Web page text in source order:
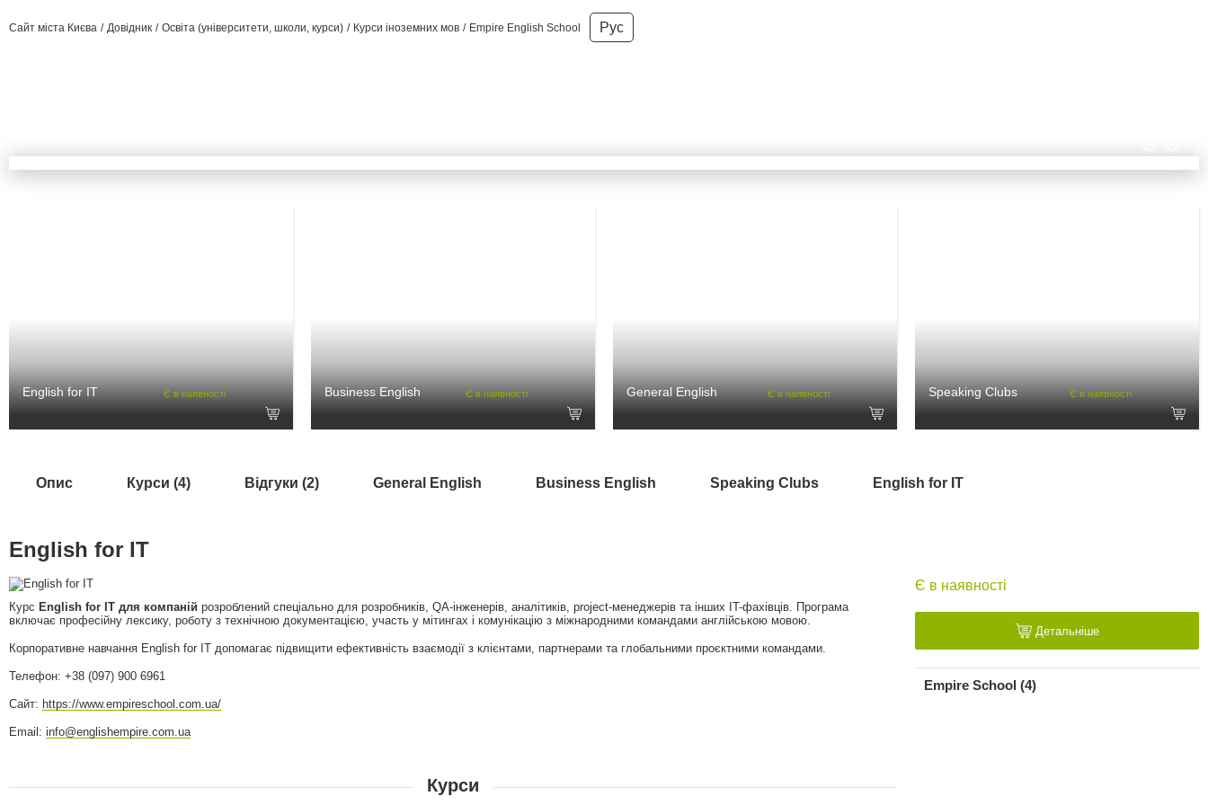
Сайт міста Києва Довідник Освіта (університети, школи, курси) Курси іноземних мов Empire English School Рус
English for IT Є в наявності Business English Є в наявності General English Є в наявності Speaking Clubs Є в наявності
Опис Курси (4) Відгуки (2) General English Business English Speaking Clubs English for IT
English for IT
Курс English for IT для компаній розроблений спеціально для розробників, QA-інженерів, аналітиків, project-менеджерів та інших IT-фахівців. Програма
включає професійну лексику, роботу з технічною документацією, участь у мітингах і комунікацію з міжнародними командами англійською мовою.
Корпоративне навчання English for IT допомагає підвищити ефективність взаємодії з клієнтами, партнерами та глобальними проєктними командами.
Телефон: +38 (097) 900 6961
Сайт: https://www.empireschool.com.ua/
Email: info@englishempire.com.ua
Є в наявності
Детальніше
Empire School (4)
Курси